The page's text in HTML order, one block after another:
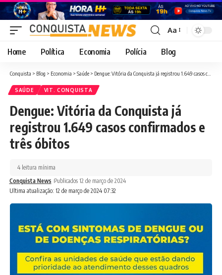
Font
Resizer
Aa
Home Política Economia Polícia Blog
Conquista > Blog > Economia > Saúde > Dengue: Vitória da Conquista já registrou 1.649 casos confirmados e três óbitos
SAÚDE VIT. CONQUISTA
Dengue: Vitória da Conquista já
registrou 1.649 casos confirmados e
três óbitos
Ultima atualização: 12 de março de 2024 07:32
Conquista News Publicados 12 de março de 2024
4 leitura mínima